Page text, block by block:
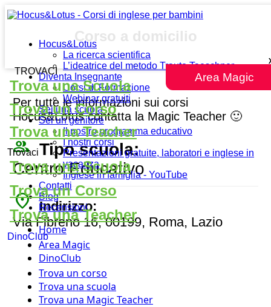
Hocus&Lotus
La ricerca scientifica
L’ideatrice del metodo Traute Taeschner
Diventa Insegnante
Corsi di Formazione
Webinar gratuiti
Sei una scuola
Sei un genitore
Il nostro programma educativo
I nostri corsi
Presentazioni gratuite, laboratori e inglese in
vacanza
Inglese in famiglia - YouTube
Contatti
Blog
Recensioni
Home
Area Magic
DinoClub
Trova un corso
Trova una scuola
Trova una Magic Teacher
Area Magic
TROVACI
Trova una Scuola
Trova un Corso
Trova una Teacher
Trovaci
Trova una Scuola
Trova un Corso
Trova una Teacher
DinoClub
Corso a domicilio
Per tutte le informazioni sui corsi
Hocus&Lotus contatta la Magic Teacher 🙂
people_outline Tipo scuola:
Centro Educativo
place Indirizzo:
Via Fibreno 16, 00199, Roma, Lazio